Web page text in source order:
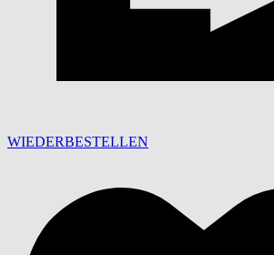
WIEDERBESTELLEN